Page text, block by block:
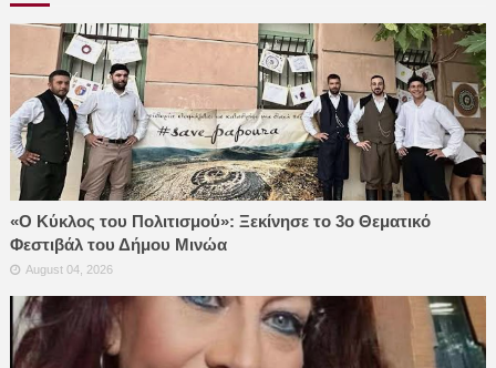
«Ο Κύκλος του Πολιτισμού»: Ξεκίνησε το 3ο Θεματικό
Φεστιβάλ του Δήμου Μινώα
August 04, 2026